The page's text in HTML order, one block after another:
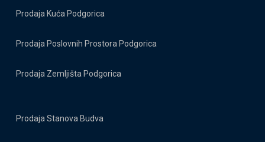
Prodaja Kuća Podgorica
Prodaja Poslovnih Prostora Podgorica
Prodaja Zemljišta Podgorica
Prodaja Stanova Budva